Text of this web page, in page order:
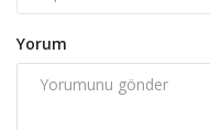
Yorum